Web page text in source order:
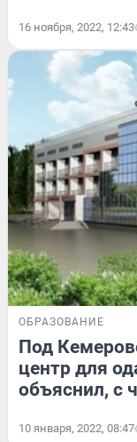
16 ноября, 2022, 12:43
ОБРАЗОВАНИЕ
Под
центр для
объяснил, с
10 января, 2022, 08:47